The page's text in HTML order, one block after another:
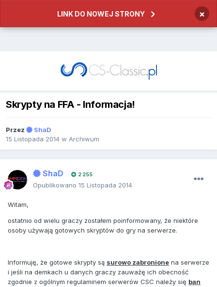
LINK DO NOWEJ STRONY ×
Skrypty na FFA - Informacja!
Przez
ShaD
15 Listopada 2014 w Archiwum
ShaD 2 255
Opublikowano 15 Listopada 2014
Witam,
ostatnio od wielu graczy zostałem poinformowany, że niektóre
osoby używają gotowych skryptów do gry na serwerze.
Informuję, że gotowe skrypty są surowo zabronione na serwerze
i jeśli na demkach u danych graczy zauważę ich obecność
zgodnie z ogólnym regulaminem serwerów CSC należy się ban